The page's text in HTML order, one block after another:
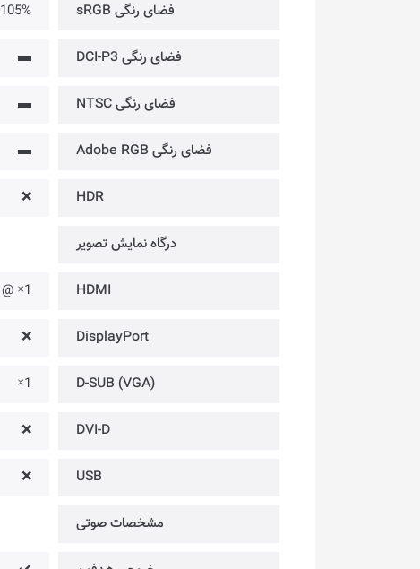
فضای رنگی sRGB 105%
فضای رنگی DCI-P3 ▬
فضای رنگی NTSC ▬
فضای رنگی Adobe RGB ▬
HDR
❌
درگاه‌ نمایش تصویر
HDMI
1× @ (120Hz) ⁃ Version 1.4
DisplayPort
❌
D-SUB (VGA)
1×
DVI-D
❌
USB
❌
مشخصات صوتی